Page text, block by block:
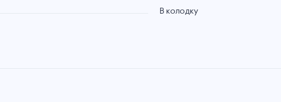
В колодку